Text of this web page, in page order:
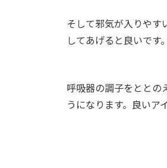
そして邪気が入りや
してあげると良いです。
呼吸器の調子をととの
うになります。良いア